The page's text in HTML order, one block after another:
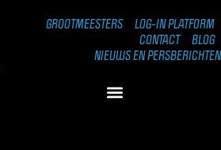
GROOTMEESTERS
LOG-IN PLATFORM
CONTACT
BLOG
NIEUWS EN PERSBERICHTEN